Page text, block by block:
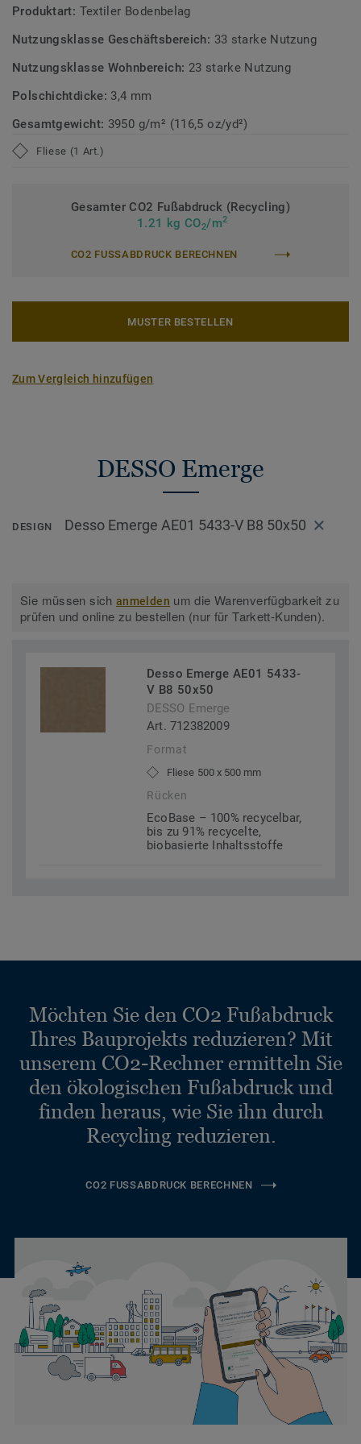
ausgewogenen Kontrast zu den kräftigeren Farben der
DESSO Emerge ist standardmäßig mit unserem
Rückenausgestattet und gehört zur Tarkett
Circular
Selection– unseren nachhaltigen und kreislauffähigen
Bodenbelagskollektionen. Die Teppichfliesen sind auch
nach dem Gebrauch recyclingfähig.
Produktart: Textiler Bodenbelag
Nutzungsklasse Geschäftsbereich: 33 starke Nutzung
Nutzungsklasse Wohnbereich: 23 starke Nutzung
Polschichtdicke: 3,4 mm
Gesamtgewicht: 3950 g/m² (116,5 oz/yd²)
Fliese (1 Art.)
Gesamter CO2 Fußabdruck (Recycling)
1.21 kg CO2/m2
CO2 FUSSABDRUCK BERECHNEN
MUSTER BESTELLEN
Zum Vergleich hinzufügen
DESSO Emerge
DESIGN Desso Emerge AE01 5433-V B8 50x50
Sie müssen sichanmelden um die Warenverfügbarkeit zu
prüfen und online zu bestellen (nur für Tarkett-Kunden).
Desso Emerge AE01 5433-
V B8 50x50
DESSO Emerge
Art. 712382009
Format
Fliese 500 x 500 mm
Rücken
EcoBase – 100% recycelbar,
bis zu 91% recycelte,
biobasierte Inhaltsstoffe
Möchten Sie den CO2 Fußabdruck
Ihres Bauprojekts reduzieren? Mit
unserem CO2-Rechner ermitteln Sie
den ökologischen Fußabdruck und
finden heraus, wie Sie ihn durch
Recycling reduzieren.
CO2 FUSSABDRUCK BERECHNEN